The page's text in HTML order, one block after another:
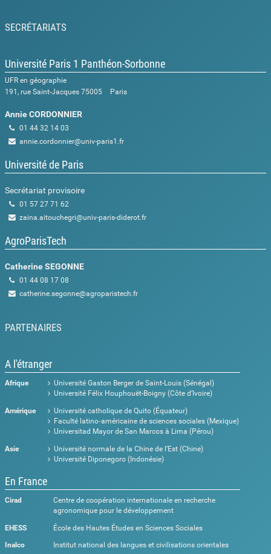
SECRÉTARIATS
Université Paris 1 Panthéon-Sorbonne
UFR en géographie
191, rue Saint-Jacques 75005 Paris
Annie CORDONNIER
01 44 32 14 03
annie.cordonnier@univ-paris1.fr
Université de Paris
Secrétariat provisoire
01 57 27 71 62
zaina.aitouchegri@univ-paris-diderot.fr
AgroParisTech
Catherine SEGONNE
01 44 08 17 08
catherine.segonne@agroparistech.fr
PARTENAIRES
A l'étranger
Afrique
Université Gaston Berger de Saint-Louis (Sénégal)
Université Félix Houphouët-Boigny (Côte d’Ivoire)
Amérique
Université catholique de Quito (Équateur)
Faculté latino‑américaine de sciences sociales (Mexique)
Universitad Mayor de San Marcos à Lima (Pérou)
Asie
Université normale de la Chine de l’Est (Chine)
Université Diponegoro (Indonésie)
En France
Cirad
Centre de coopération internationale en recherche
agronomique pour le développement
EHESS École des Hautes Études en Sciences Sociales
Inalco Institut national des langues et civilisations orientales